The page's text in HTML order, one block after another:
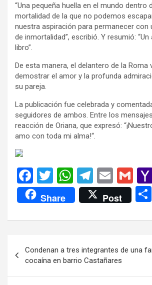
“Una pequeña huella en el mundo dentro
mortalidad de la que no podemos
nuestra aspiración para permanecer con
de inmortalidad”, escribió. Y resumió: “Un
libro”.
De esta manera, el delantero de la Roma
demostrar el amor y la profunda
su pareja.
La publicación fue celebrada y
seguidores de ambos. Entre los
reacción de Oriana, que expresó:
amo con toda mi alma!“.
F
a
ce
b
o
k
T
wi
tt
er
W
h
at
s
p
p
T
el
e
gr
m
E
m
ail
G
m
ail
Share Post
de
entradas
Condenan a tres integrantes de una
cocaína en barrio Castañares